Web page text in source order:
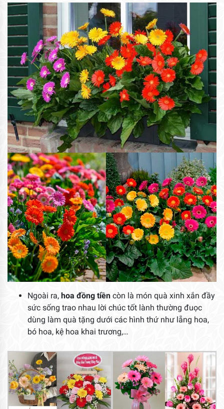
Ngoài ra, hoa đồng tiền còn là món quà xinh xắn đầy
sức sống trao nhau lời chúc tốt lành thường đuọc
dùng làm quà tặng dưới các hình thứ như lẵng hoa,
bó hoa, kệ hoa khai trương,…